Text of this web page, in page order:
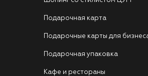
Подарочная карта
Подарочные карты для
Подарочная упаковка
Кафе и рестораны